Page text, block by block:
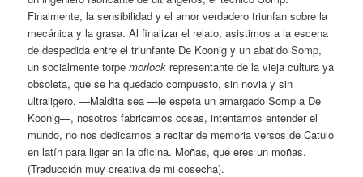
Finalmente, la sensibilidad y el amor verdadero triunfan sobre la
mecánica y la grasa. Al finalizar el relato, asistimos a la escena
de despedida entre el triunfante De Koonig y un abatido Somp,
un socialmente torpemorlock representante de la vieja cultura ya
obsoleta, que se ha quedado compuesto, sin novia y sin
ultraligero. —Maldita sea —le espeta un amargado Somp a De
Koonig—, nosotros fabricamos cosas, intentamos entender el
mundo, no nos dedicamos a recitar de memoria versos de Catulo
en latín para ligar en la oficina. Moñas, que eres un moñas.
(Traducción muy creativa de mi cosecha).